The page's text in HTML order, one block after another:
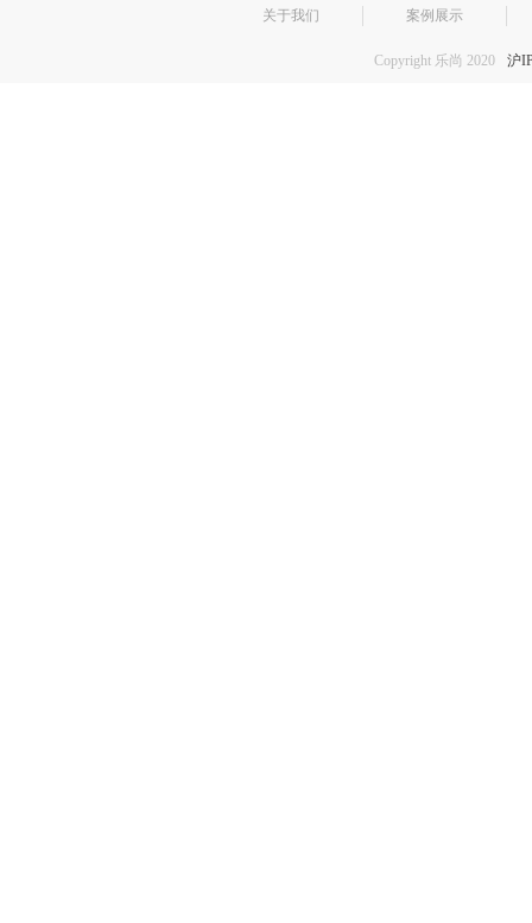
关于我们 案例展示
Copyright 乐尚 2020 沪